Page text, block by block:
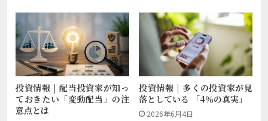
投資情報 | 配当投資家が知っ
ておきたい「変動配当」の注
意点とは
投資情報 | 多くの投資家が見
落としている 「4％の真実」
2026年6月4日